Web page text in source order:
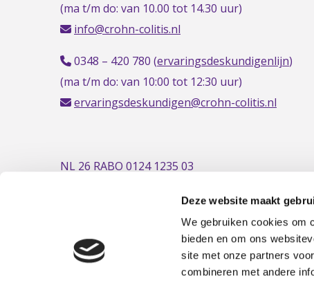
Deze website maakt
We gebruiken cookies om
bieden en om ons
site met onze partners
combineren met andere
(ma t/m do: van 10.00 tot 14.30 uur)
info@crohn-colitis.nl
0348 – 420 780 (ervaringsdeskundigenlijn)
(ma t/m do: van 10:00 tot 12:30 uur)
ervaringsdeskundigen@crohn-colitis.nl
NL 26 RABO 0124 1235 03